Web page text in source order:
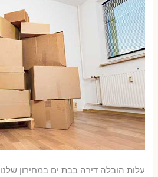
עלות הובלה דירה בבת ים במחירון שלנו